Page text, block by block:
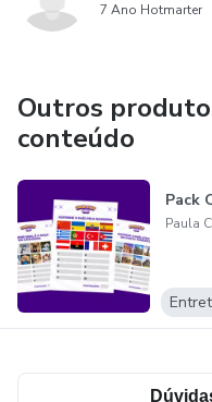
7 Ano Hotmarter
Outros
conteúdo
Pack